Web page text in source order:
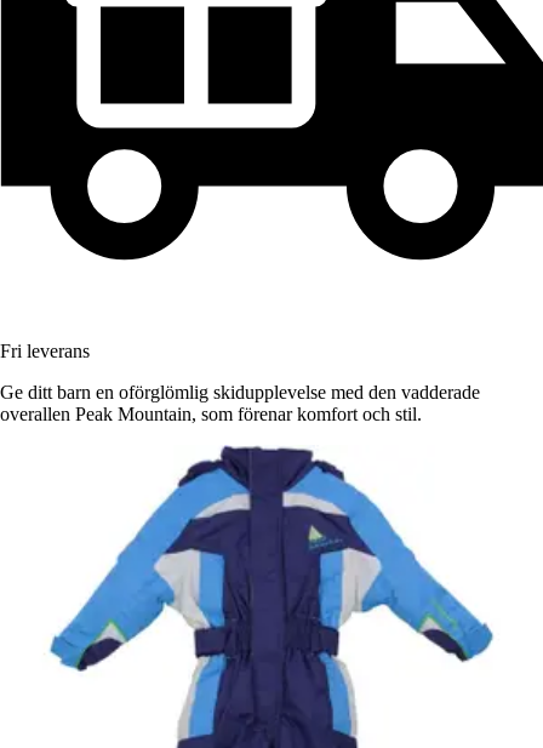
Fri leverans
Ge ditt barn en oförglömlig skidupplevelse med den vadderade
overallen Peak Mountain, som förenar komfort och stil.